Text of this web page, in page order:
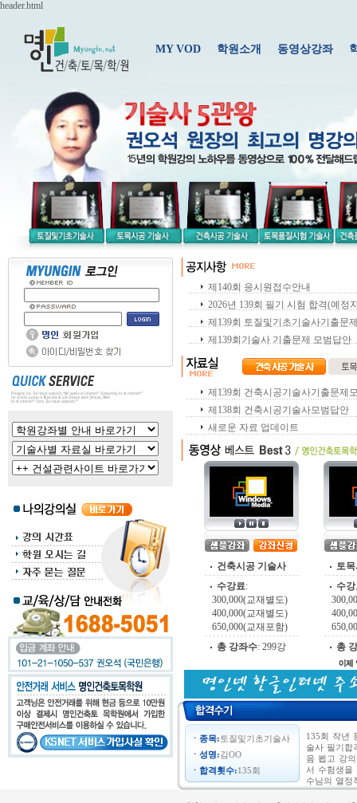
header.html
MY VOD 학원소개 동영상강좌
제140회 응시원접수안내
2026년 139회 필기 시험 합격(예정
제139회 토질및기초기술사기출문
제139회기술사 기출문제 모범답안
제139회 건축시공기술사기출문제
제138회 건축시공기술사모범답안
새로운 자료 업데이트
건축시공 기술사
수강료:
300,000(교재별도)
400,000(교재별도)
650,000(교재포함)
총 강좌수: 299강
토
수
총
종목: 토질및기초기술사
성명:김OO
합격횟수:135회
135회 작년
술사 필기합
음 뵙고 강
서 수험생을
수님의 열정
제부터 면접